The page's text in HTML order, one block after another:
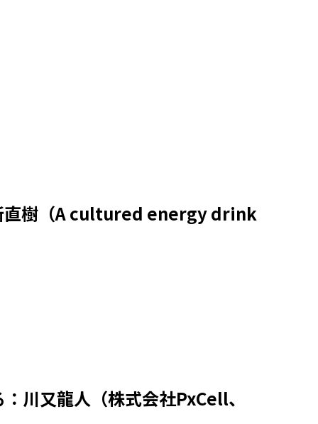
直樹（A cultured energy drink
川又龍人（株式会社PxCell、